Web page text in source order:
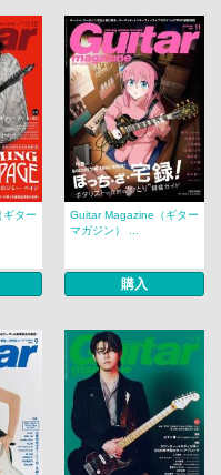
ター
Guitar Magazine（ギター
マガジン） ...
購入